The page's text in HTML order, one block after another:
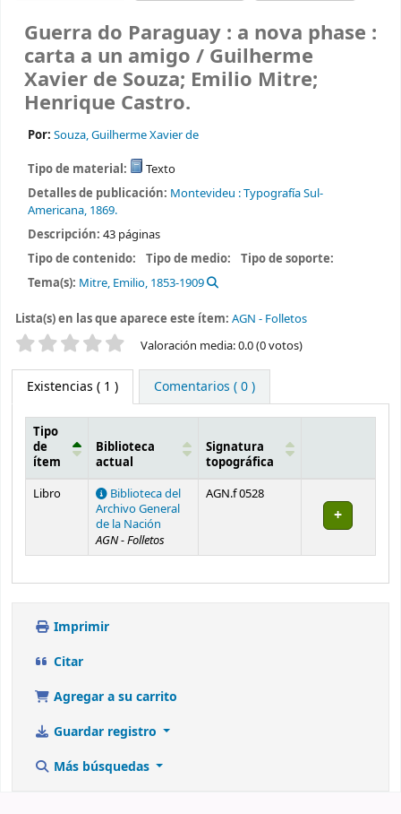
Guerra do Paraguay : a nova phase :
carta a un amigo / Guilherme
Xavier de Souza; Emilio Mitre;
Henrique Castro.
Por: Souza, Guilherme Xavier de
Tipo de material:
Texto
Detalles de publicación: Montevideu :Typografía Sul-
Americana, 1869.
Descripción: 43 páginas
Tipo de contenido:
Tipo de medio:
Tipo de soporte:
Tema(s): Mitre, Emilio, 1853-1909
Lista(s) en las que aparece este ítem: AGN - Folletos
Valoración Valoración media: 0.0 (0 votos)
Existencias ( 1 ) Comentarios ( 0 )
Existencias
Tipo
de
ítem
Biblioteca
actual
Signatura
topográfica
Libro
Biblioteca del
Archivo General
de la Nación
AGN - Folletos
AGN.f 0528
Imprimir
Citar
Agregar a su carrito
Guardar registro
Más búsquedas